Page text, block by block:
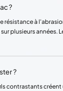
?
à
plusieurs
?
contrastants